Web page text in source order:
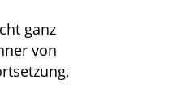
ganz
von